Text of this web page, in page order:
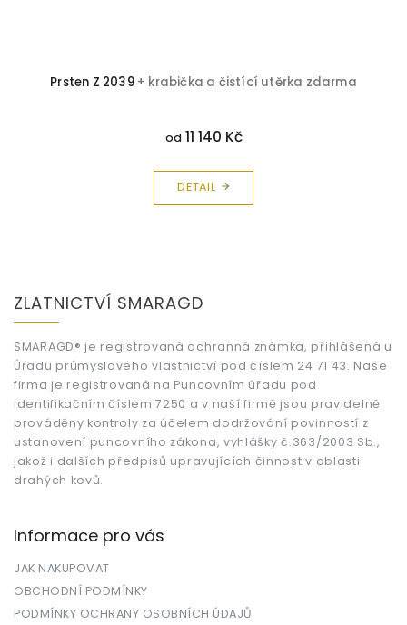
Prsten Z 2039 + krabička a čistící utěrka zdarma
od11 140 Kč
DETAIL
ZLATNICTVÍ SMARAGD
SMARAGD® je registrovaná ochranná známka, přihlášená u
Úřadu průmyslového vlastnictví pod číslem 24 71 43. Naše
firma je registrovaná na Puncovním úřadu pod
identifikačním číslem 7250 a v naší firmě jsou pravidelně
prováděny kontroly za účelem dodržování povinností z
ustanovení puncovního zákona, vyhlášky č.363/2003 Sb.,
jakož i dalších předpisů upravujících činnost v oblasti
drahých kovů.
Informace pro vás
JAK NAKUPOVAT
OBCHODNÍ PODMÍNKY
PODMÍNKY OCHRANY OSOBNÍCH ÚDAJŮ